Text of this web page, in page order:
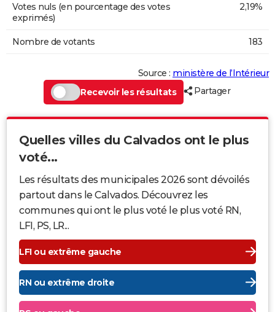
Votes nuls (en pourcentage des votes
exprimés)
2,19%
Nombre de votants 183
Source : ministère de l’Intérieur
Recevoir les résultats
Partager
Quelles villes du Calvados ont le plus
voté...
Les résultats des municipales 2026 sont dévoilés
partout dans le Calvados. Découvrez les
communes qui ont le plus voté le plus voté RN,
LFI, PS, LR...
LFI ou extrême gauche
RN ou extrême droite